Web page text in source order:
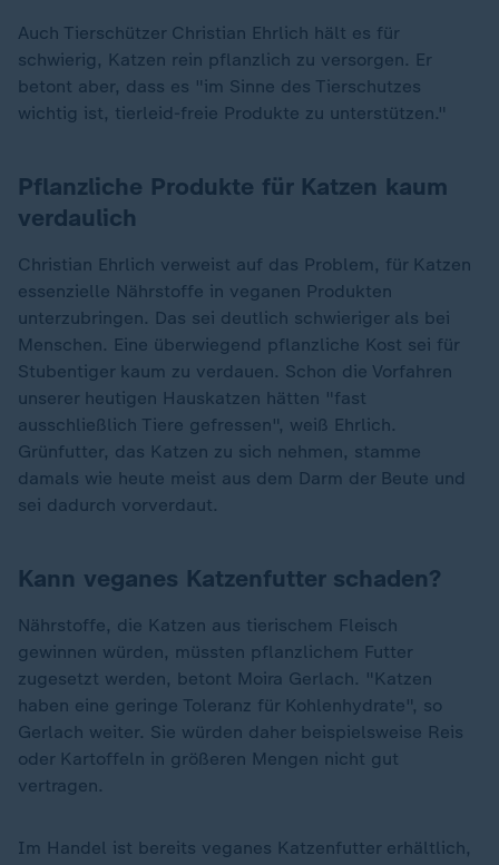
Auch Tierschützer Christian Ehrlich hält es für
schwierig, Katzen rein pflanzlich zu versorgen. Er
betont aber, dass es "im Sinne des Tierschutzes
wichtig ist, tierleid-freie Produkte zu unterstützen."
Pflanzliche Produkte für Katzen kaum
verdaulich
Christian Ehrlich verweist auf das Problem, für Katzen
essenzielle Nährstoffe in veganen Produkten
unterzubringen. Das sei deutlich schwieriger als bei
Menschen. Eine überwiegend pflanzliche Kost sei für
Stubentiger kaum zu verdauen. Schon die Vorfahren
unserer heutigen Hauskatzen hätten "fast
ausschließlich Tiere gefressen", weiß Ehrlich.
Grünfutter, das Katzen zu sich nehmen, stamme
damals wie heute meist aus dem Darm der Beute und
sei dadurch vorverdaut.
Kann veganes Katzenfutter schaden?
Nährstoffe, die Katzen aus tierischem Fleisch
gewinnen würden, müssten pflanzlichem Futter
zugesetzt werden, betont Moira Gerlach. "Katzen
haben eine geringe Toleranz für Kohlenhydrate", so
Gerlach weiter. Sie würden daher beispielsweise Reis
oder Kartoffeln in größeren Mengen nicht gut
vertragen.
Im Handel ist bereits veganes Katzenfutter erhältlich,